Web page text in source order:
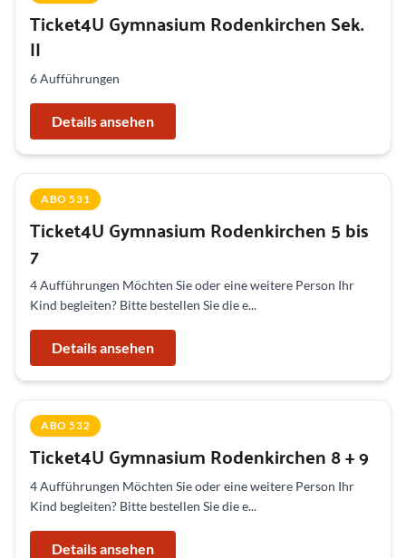
Ticket4U Gymnasium Rodenkirchen Sek.
II
6 Aufführungen
Details ansehen
ABO 531
Ticket4U Gymnasium Rodenkirchen 5 bis
7
4 Aufführungen Möchten Sie oder eine weitere Person Ihr
Kind begleiten? Bitte bestellen Sie die e...
Details ansehen
ABO 532
Ticket4U Gymnasium Rodenkirchen 8 + 9
4 Aufführungen Möchten Sie oder eine weitere Person Ihr
Kind begleiten? Bitte bestellen Sie die e...
Details ansehen